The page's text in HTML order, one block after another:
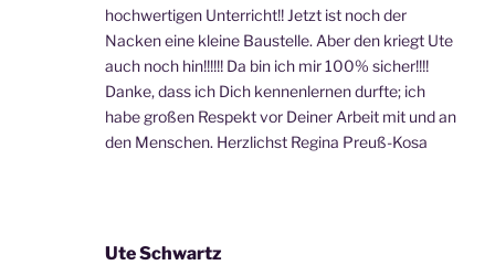
hochwertigen Unterricht!! Jetzt ist noch der
Nacken eine kleine Baustelle. Aber den kriegt Ute
auch noch hin!!!!!! Da bin ich mir 100% sicher!!!!
Danke, dass ich Dich kennenlernen durfte; ich
habe großen Respekt vor Deiner Arbeit mit und an
den Menschen. Herzlichst Regina Preuß-Kosa
Ute Schwartz